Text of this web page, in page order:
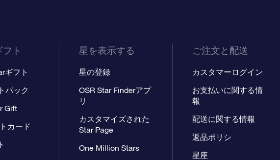
ト
ギフト
パック
Gift
カード
星を表示する
星の登録
OSR Star Finderアプ
リ
カスタマイズされた
Star Page
One Million Stars
ご注文と配送
カスタマーログイン
お支払いに関する情
報
配送に関する情報
返品ポリシ
星座